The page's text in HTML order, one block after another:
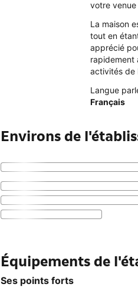
votre venue
La maison
tout en
apprécié
rapidement
activités de
Langue
Français
Environs de
Équipements de
Ses points forts